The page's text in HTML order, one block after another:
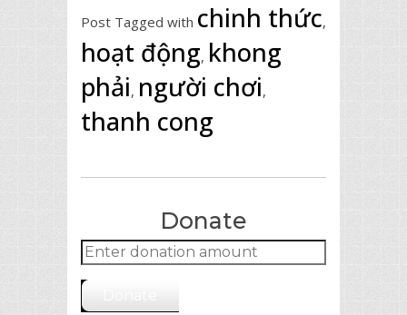
Post Tagged with chinh thức,
hoạt động, khong
phải, người chơi,
thanh cong
Donate